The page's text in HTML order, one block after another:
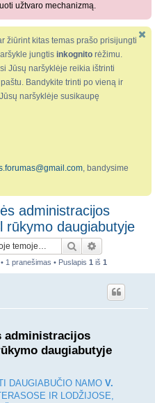
užtvaro mechanizmą.
žiūrint kitas temas prašo prisijungti
jungtis inkognito rėžimu.
Jūsų naršyklėje reikia ištrinti
Bandykite trinti po vieną ir
naršyklėje susikaupę
, bandysime
administracijos
rūkymo daugiabutyje
Ieškoti
• 1 pranešimas • Puslapis 1 iš 1
administracijos
daugiabutyje
DAUGIABUČIO NAMO V.
IR LODŽIJOSE,